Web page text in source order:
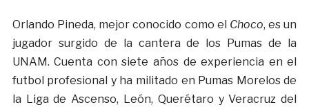
Orlando Pineda, mejor conocido como el Choco, es un
jugador surgido de la cantera de los Pumas de la
UNAM. Cuenta con siete años de experiencia en el
futbol profesional y ha militado en Pumas Morelos de
la Liga de Ascenso, León, Querétaro y Veracruz del